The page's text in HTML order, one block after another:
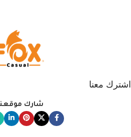
اشترك معنا
شارك